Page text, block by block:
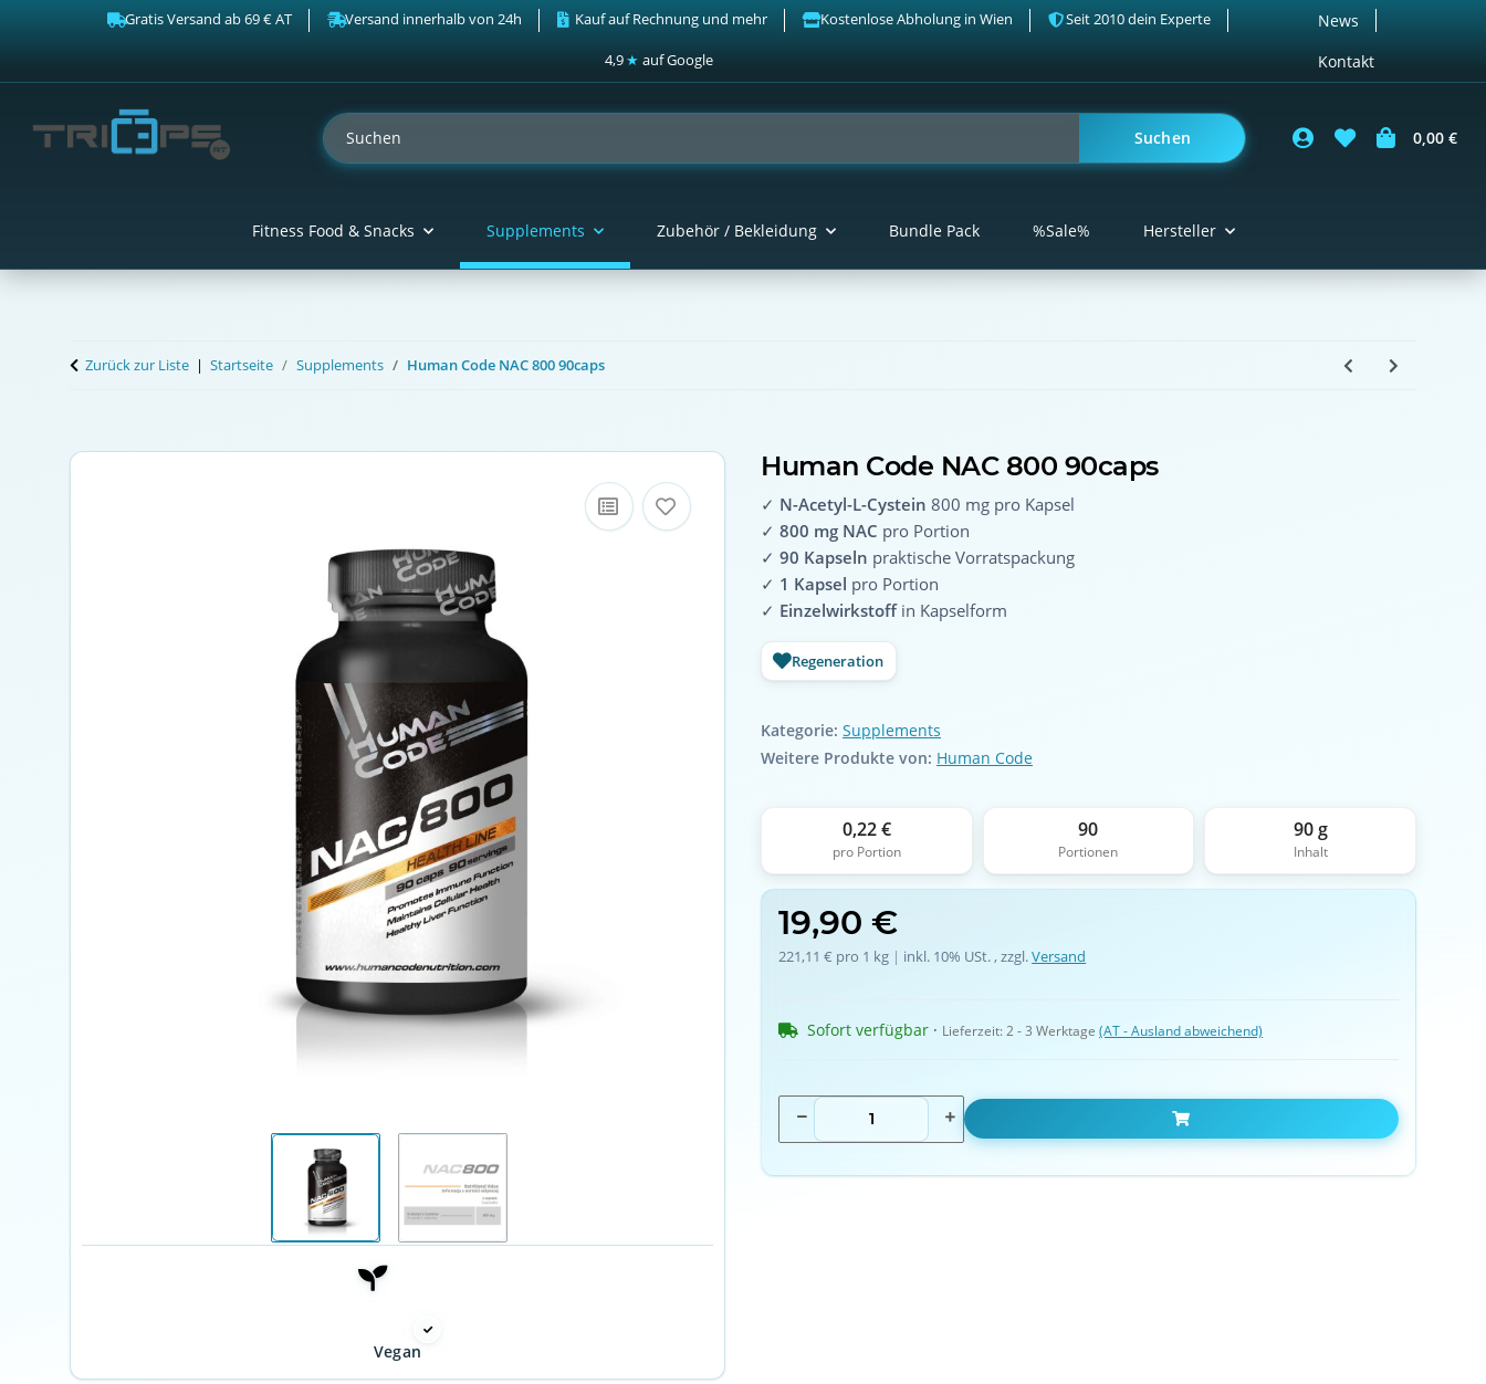
News
Kontakt
Gratis Versand ab 69 € AT Versand innerhalb von 24h Kauf auf Rechnung und mehr Kostenlose Abholung in Wien Seit 2010 dein Experte
4,9★ auf Google
Suchen 0,00 €
Fitness Food & Snacks Supplements Zubehör / Bekleidung Bundle Pack %Sale% Hersteller
Zurück zur Liste Startseite Supplements Human Code NAC 800 90caps
Vegan
Human Code NAC 800 90caps
✓ N-Acetyl-L-Cystein 800 mg pro Kapsel
✓ 800 mg NAC pro Portion
✓ 90 Kapseln praktische Vorratspackung
✓ 1 Kapsel pro Portion
✓ Einzelwirkstoffin Kapselform
Regeneration
Kategorie: Supplements
Weitere Produkte von: Human Code
0,22 €
pro Portion
90
Portionen
90 g
Inhalt
19,90 €
221,11 € pro 1 kg | inkl. 10% USt. , zzgl.Versand
Sofort verfügbar · Lieferzeit:2 - 3 Werktage(AT - Ausland abweichend)
In den Warenkorb